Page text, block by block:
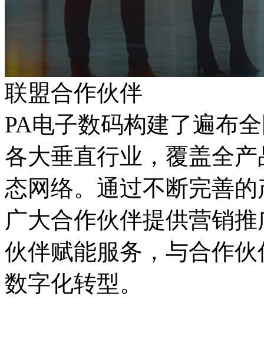
联盟合作伙伴
PA电子数码构建了遍布全国
各大垂直行业，覆盖全
态网络。通过不断完善的
广大合作伙伴提供营销推广
伙伴赋能服务，与合作
数字化转型。